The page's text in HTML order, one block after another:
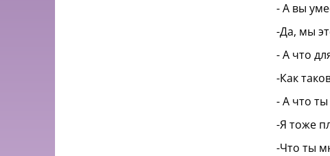
- А вы
-Да, мы
- А что
-Как
- А что
-Я тоже
-Что ты